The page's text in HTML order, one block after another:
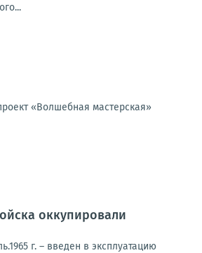
«Волшебная мастерская»
оккупировали
г. – введен в эксплуатацию